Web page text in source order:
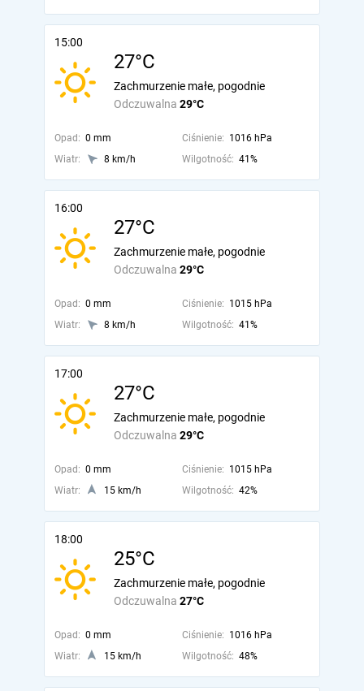
15:00
27°C
Odczuwalna 29°C
Zachmurzenie małe, pogodnie
Opad: 0 mm Ciśnienie: 1016 hPa
Wiatr:
8 km/h Wilgotność: 41%
16:00
27°C
Odczuwalna 29°C
Zachmurzenie małe, pogodnie
Opad: 0 mm Ciśnienie: 1015 hPa
Wiatr:
8 km/h Wilgotność: 41%
17:00
27°C
Odczuwalna 29°C
Zachmurzenie małe, pogodnie
Opad: 0 mm Ciśnienie: 1015 hPa
Wiatr:
15 km/h Wilgotność: 42%
18:00
25°C
Odczuwalna 27°C
Zachmurzenie małe, pogodnie
Opad: 0 mm Ciśnienie: 1016 hPa
Wiatr:
15 km/h Wilgotność: 48%